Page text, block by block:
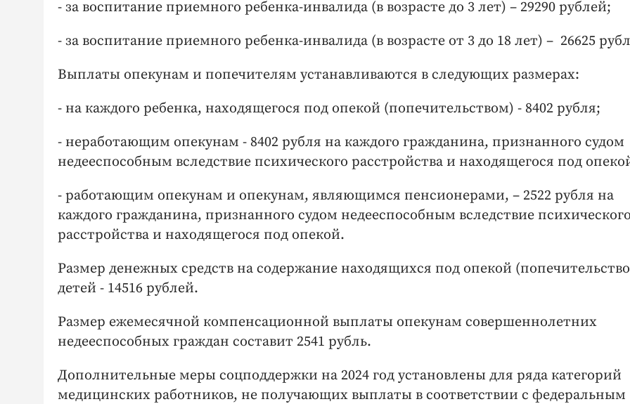
- за воспитание приемного ребенка-инвалида (в возрасте до 3 лет) – 29290 рублей;
- за воспитание приемного ребенка-инвалида (в возрасте от 3 до 18 лет) – 26625
Выплаты опекунам и попечителям устанавливаются в следующих размерах:
- на каждого ребенка, находящегося под опекой (попечительством) - 8402 рубля;
- неработающим опекунам - 8402 рубля на каждого гражданина, признанного судом
недееспособным вследствие психического расстройства и находящегося под
- работающим опекунам и опекунам, являющимся пенсионерами, – 2522 рубля на
каждого гражданина, признанного судом недееспособным вследствие психического
расстройства и находящегося под опекой.
Размер денежных средств на содержание находящихся под опекой
детей - 14516 рублей.
Размер ежемесячной компенсационной выплаты опекунам совершеннолетних
недееспособных граждан составит 2541 рубль.
Дополнительные меры соцподдержки на 2024 год установлены для ряда категорий
медицинских работников, не получающих выплаты в соответствии с федеральным